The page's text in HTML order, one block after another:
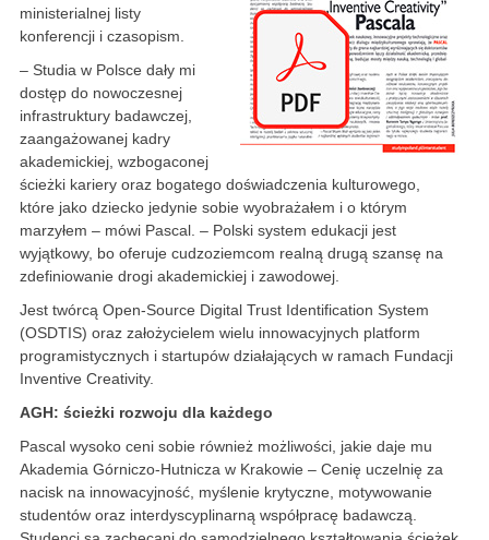
ministerialnej listy
konferencji i czasopism.
– Studia w Polsce dały mi
dostęp do nowoczesnej
infrastruktury badawczej,
zaangażowanej kadry
akademickiej, wzbogaconej
ścieżki kariery oraz bogatego doświadczenia kulturowego,
które jako dziecko jedynie sobie wyobrażałem i o którym
marzyłem – mówi Pascal. – Polski system edukacji jest
wyjątkowy, bo oferuje cudzoziemcom realną drugą szansę na
zdefiniowanie drogi akademickiej i zawodowej.
Jest twórcą Open-Source Digital Trust Identification System
(OSDTIS) oraz założycielem wielu innowacyjnych platform
programistycznych i startupów działających w ramach Fundacji
Inventive Creativity.
AGH: ścieżki rozwoju dla każdego
Pascal wysoko ceni sobie również możliwości, jakie daje mu
Akademia Górniczo-Hutnicza w Krakowie – Cenię uczelnię za
nacisk na innowacyjność, myślenie krytyczne, motywowanie
studentów oraz interdyscyplinarną współpracę badawczą.